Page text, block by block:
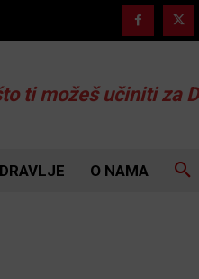
ti možeš učiniti za
O NAMA